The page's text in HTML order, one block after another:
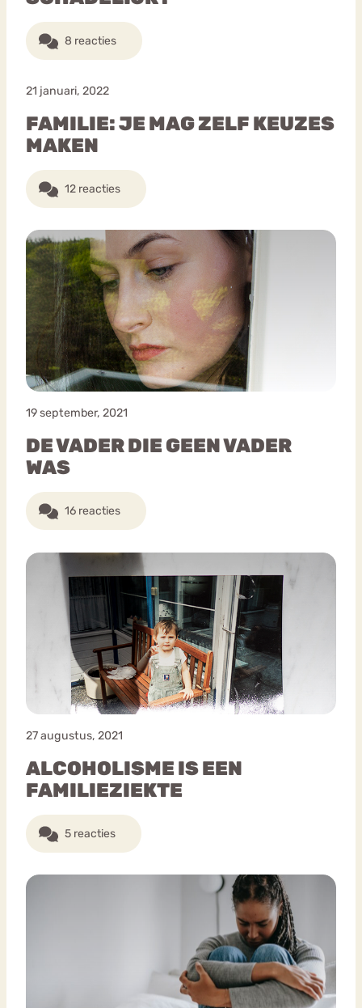
8 reacties
21 januari, 2022
FAMILIE: JE MAG ZELF KEUZES
MAKEN
12 reacties
19 september, 2021
DE VADER DIE GEEN VADER
WAS
16 reacties
27 augustus, 2021
ALCOHOLISME IS EEN
FAMILIEZIEKTE
5 reacties